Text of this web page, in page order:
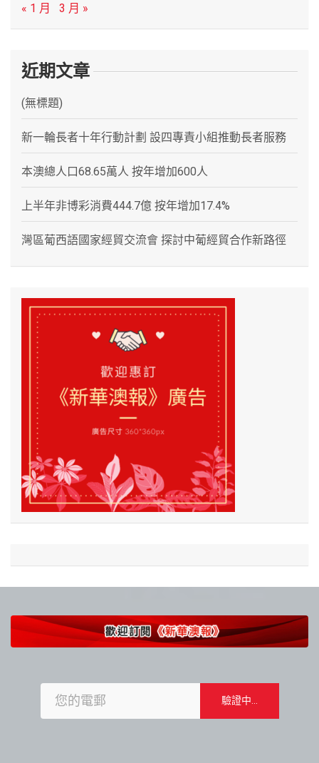
« 1 月
3 月 »
近期文章
(無標題)
新一輪長者十年行動計劃 設四專責小組推動長者服務
本澳總人口68.65萬人 按年增加600人
上半年非博彩消費444.7億 按年增加17.4%
灣區葡西語國家經貿交流會 探討中葡經貿合作新路徑